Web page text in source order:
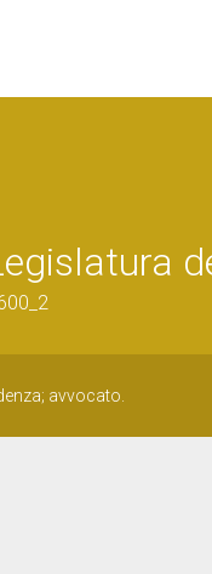
avvocato.